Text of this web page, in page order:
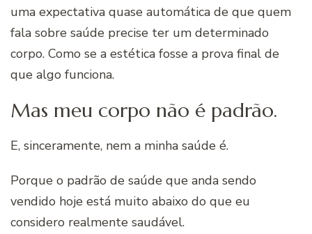
uma expectativa quase automática de que quem
fala sobre saúde precise ter um determinado
corpo. Como se a estética fosse a prova final de
que algo funciona.
Mas meu corpo não é padrão.
E, sinceramente, nem a minha saúde é.
Porque o padrão de saúde que anda sendo
vendido hoje está muito abaixo do que eu
considero realmente saudável.